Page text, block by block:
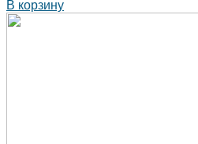
В корзину